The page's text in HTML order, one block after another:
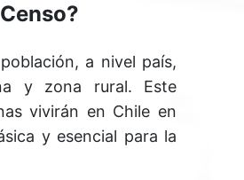
a nivel país,
y zona rural. Este
vivirán en Chile en
y esencial para la